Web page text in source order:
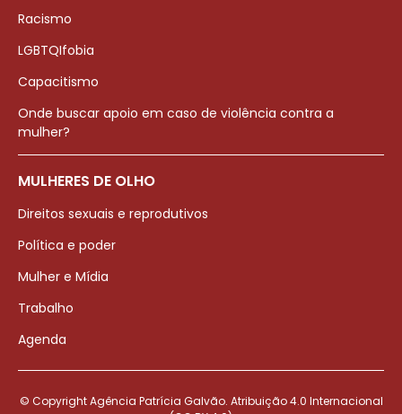
Racismo
LGBTQIfobia
Capacitismo
Onde buscar apoio em caso de violência contra a
mulher?
MULHERES DE OLHO
Direitos sexuais e reprodutivos
Política e poder
Mulher e Mídia
Trabalho
Agenda
© Copyright Agência Patrícia Galvão. Atribuição 4.0 Internacional